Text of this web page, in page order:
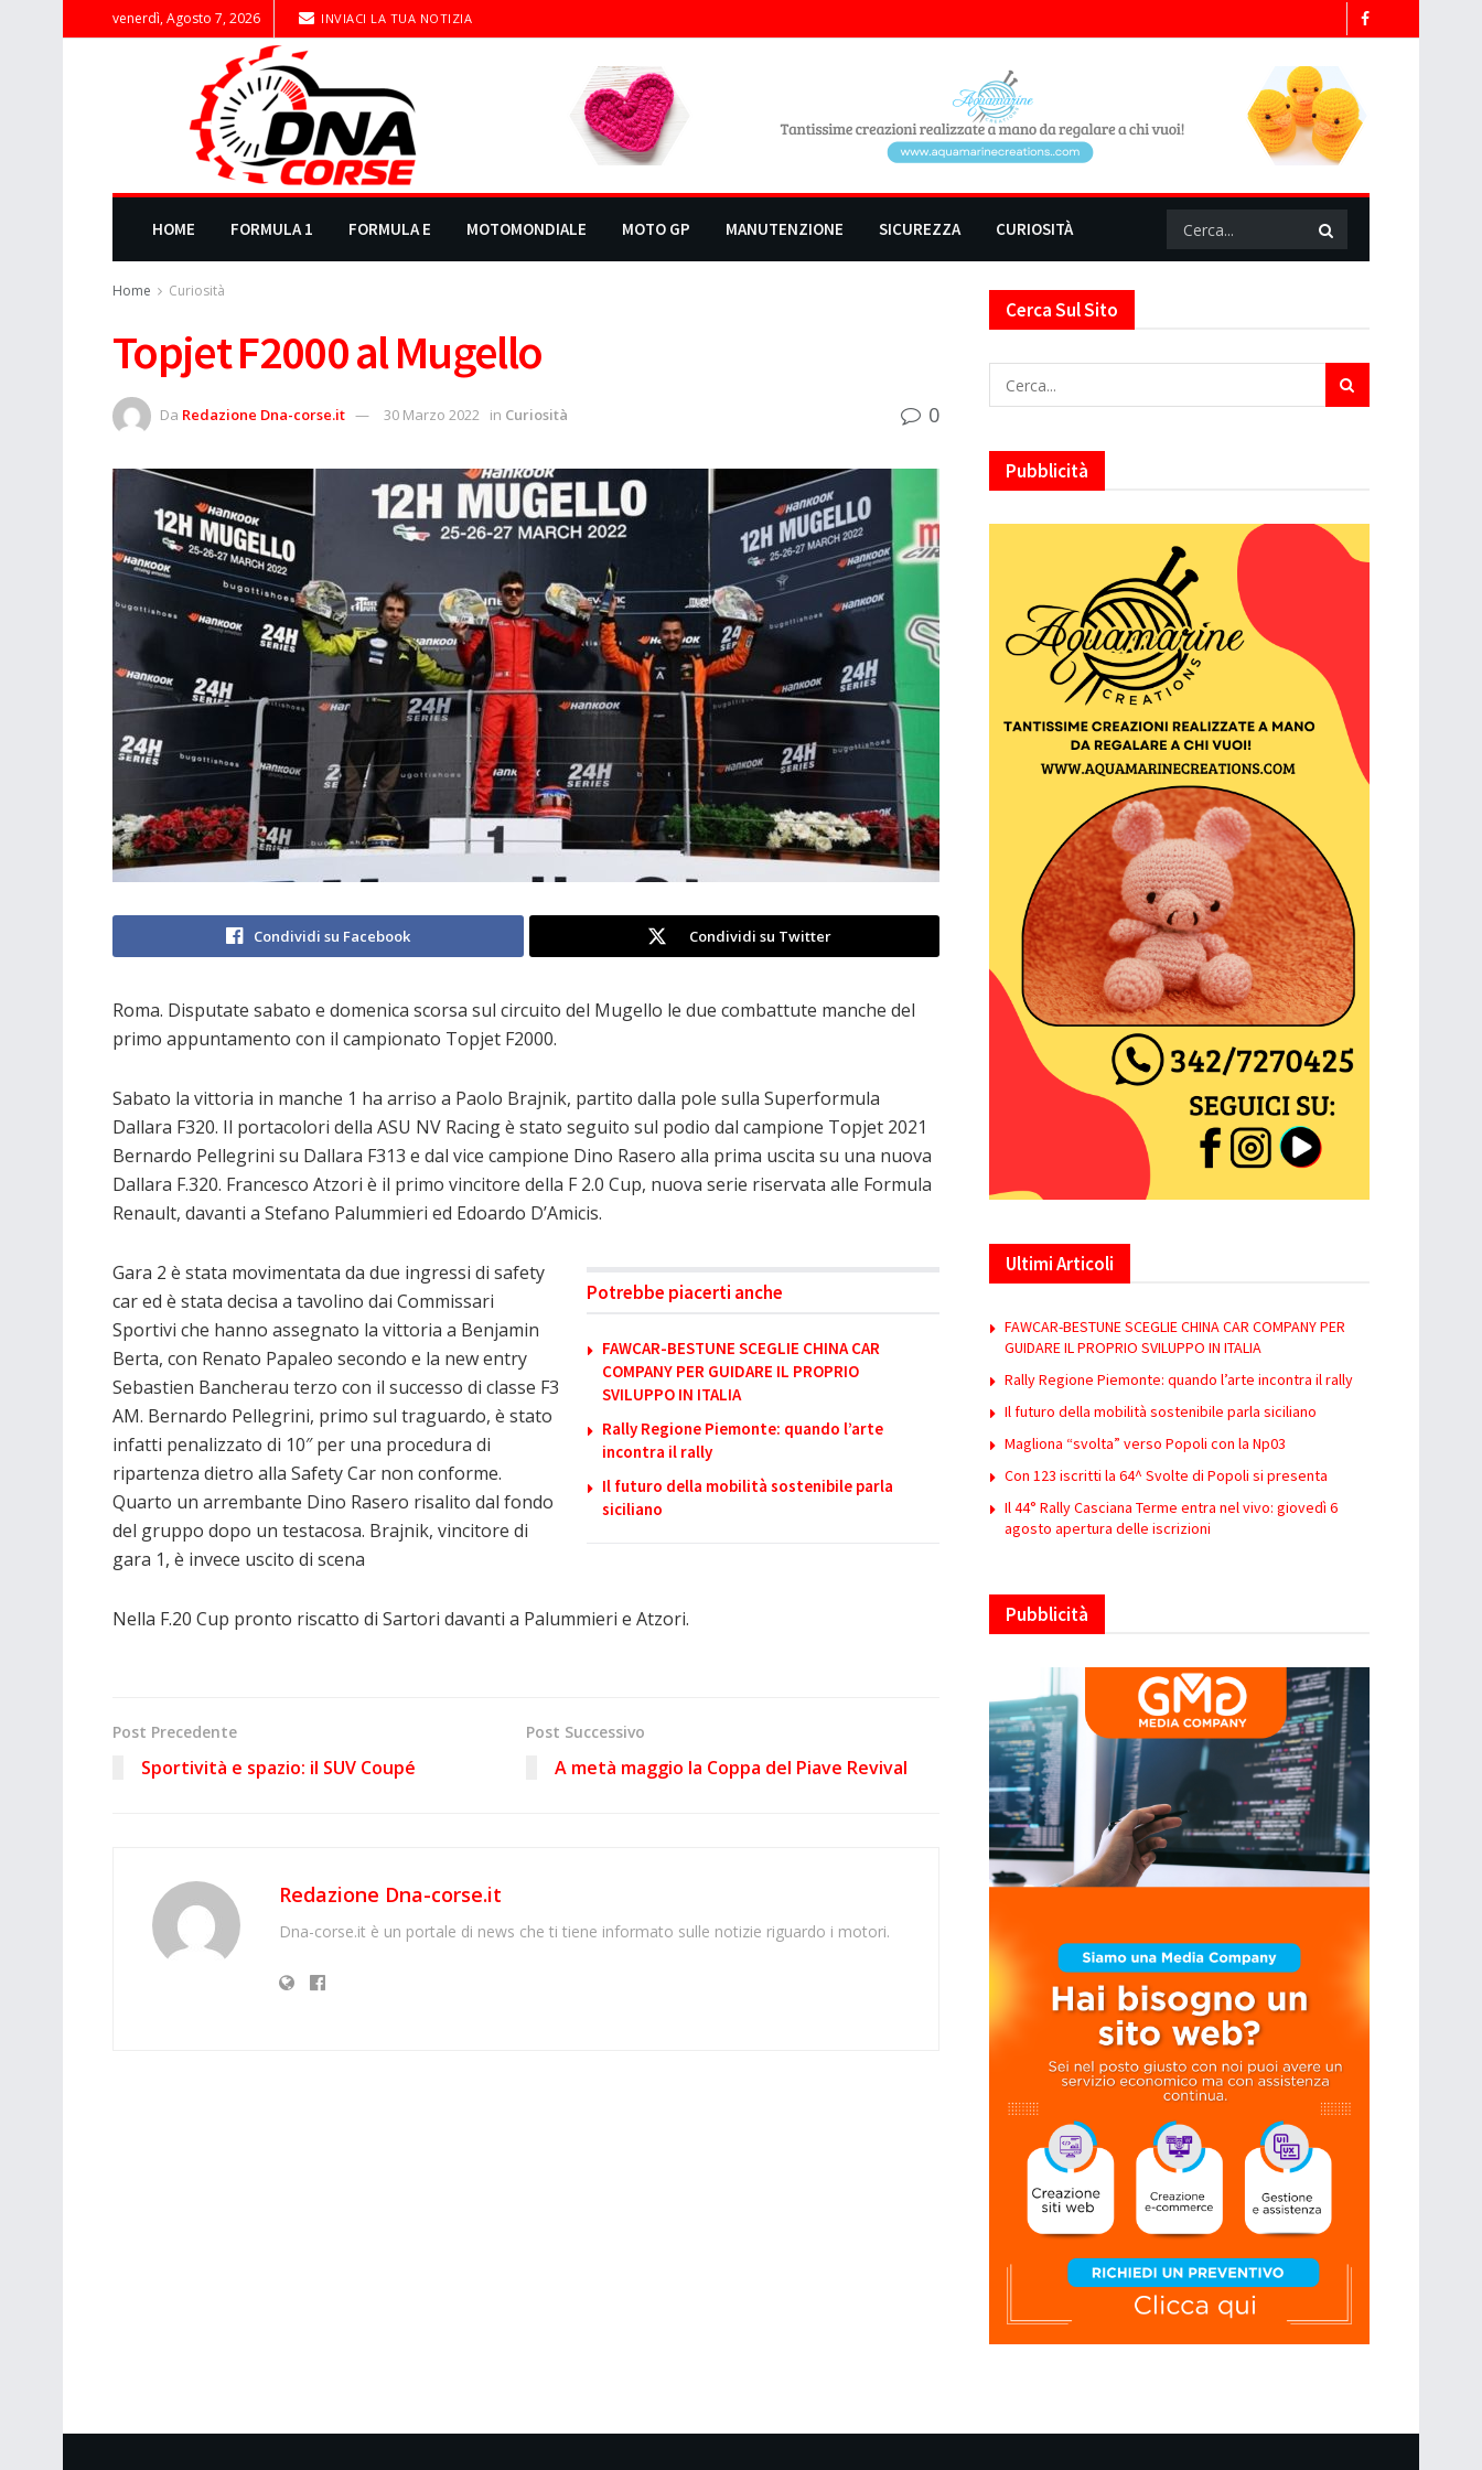
venerdì, Agosto 7, 2026 INVIACI LA TUA NOTIZIA
HOME FORMULA 1 FORMULA E MOTOMONDIALE MOTO GP MANUTENZIONE SICUREZZA CURIOSITÀ
Home Curiosità
Topjet F2000 al Mugello
Da Redazione Dna-corse.it 30 Marzo 2022 in Curiosità 0
Condividi su Facebook Condividi su Twitter
Roma. Disputate sabato e domenica scorsa sul circuito del Mugello le due combattute manche del
primo appuntamento con il campionato Topjet F2000.
Sabato la vittoria in manche 1 ha arriso a Paolo Brajnik, partito dalla pole sulla Superformula
Dallara F320. Il portacolori della ASU NV Racing è stato seguito sul podio dal campione Topjet 2021
Bernardo Pellegrini su Dallara F313 e dal vice campione Dino Rasero alla prima uscita su una nuova
Dallara F.320. Francesco Atzori è il primo vincitore della F 2.0 Cup, nuova serie riservata alle Formula
Renault, davanti a Stefano Palummieri ed Edoardo D’Amicis.
Potrebbe piacerti anche
FAWCAR-BESTUNE SCEGLIE CHINA CAR
COMPANY PER GUIDARE IL PROPRIO
SVILUPPO IN ITALIA
Rally Regione Piemonte: quando l’arte
incontra il rally
Il futuro della mobilità sostenibile parla
siciliano
Gara 2 è stata movimentata da due ingressi di safety
car ed è stata decisa a tavolino dai Commissari
Sportivi che hanno assegnato la vittoria a Benjamin
Berta, con Renato Papaleo secondo e la new entry
Sebastien Bancherau terzo con il successo di classe F3
AM. Bernardo Pellegrini, primo sul traguardo, è stato
infatti penalizzato di 10″ per una procedura di
ripartenza dietro alla Safety Car non conforme.
Quarto un arrembante Dino Rasero risalito dal fondo
del gruppo dopo un testacosa. Brajnik, vincitore di
gara 1, è invece uscito di scena
Nella F.20 Cup pronto riscatto di Sartori davanti a Palummieri e Atzori.
Post Precedente
Sportività e spazio: il SUV Coupé
Post Successivo
A metà maggio la Coppa del Piave Revival
Redazione Dna-corse.it
Dna-corse.it è un portale di news che ti tiene informato sulle notizie riguardo i motori.
Cerca Sul Sito
Pubblicità
Ultimi Articoli
FAWCAR-BESTUNE SCEGLIE CHINA CAR COMPANY PER
GUIDARE IL PROPRIO SVILUPPO IN ITALIA
Rally Regione Piemonte: quando l’arte incontra il rally
Il futuro della mobilità sostenibile parla siciliano
Magliona “svolta” verso Popoli con la Np03
Con 123 iscritti la 64^ Svolte di Popoli si presenta
Il 44° Rally Casciana Terme entra nel vivo: giovedì 6
agosto apertura delle iscrizioni
Pubblicità